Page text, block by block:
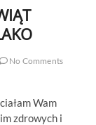
No Comments
Wam
zdrowych i